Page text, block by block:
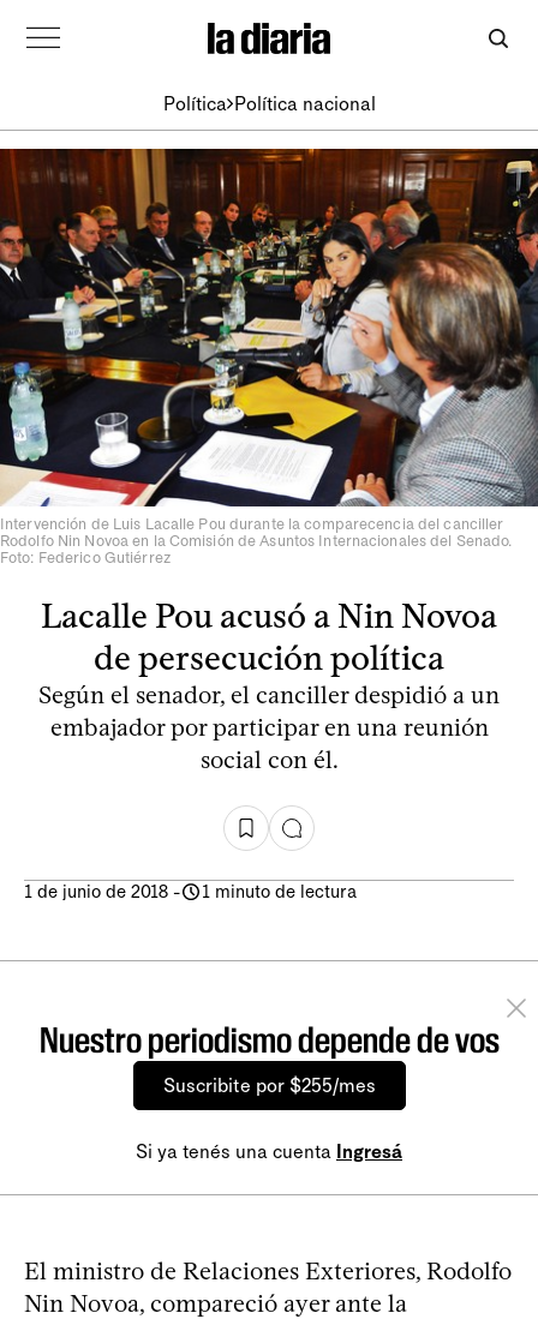
Política Política nacional
Intervención de Luis Lacalle Pou durante la comparecencia del canciller
Rodolfo Nin Novoa en la Comisión de Asuntos Internacionales del Senado.
Foto: Federico Gutiérrez
Lacalle Pou acusó a Nin Novoa
de persecución política
Según el senador, el canciller despidió a un
embajador por participar en una reunión
social con él.
1 de junio de 2018 - 1 minuto de lectura
Nuestro periodismo depende de vos
Suscribite por $255/mes
Si ya tenés una cuenta Ingresá
El ministro de Relaciones Exteriores, Rodolfo
Nin Novoa, compareció ayer ante la